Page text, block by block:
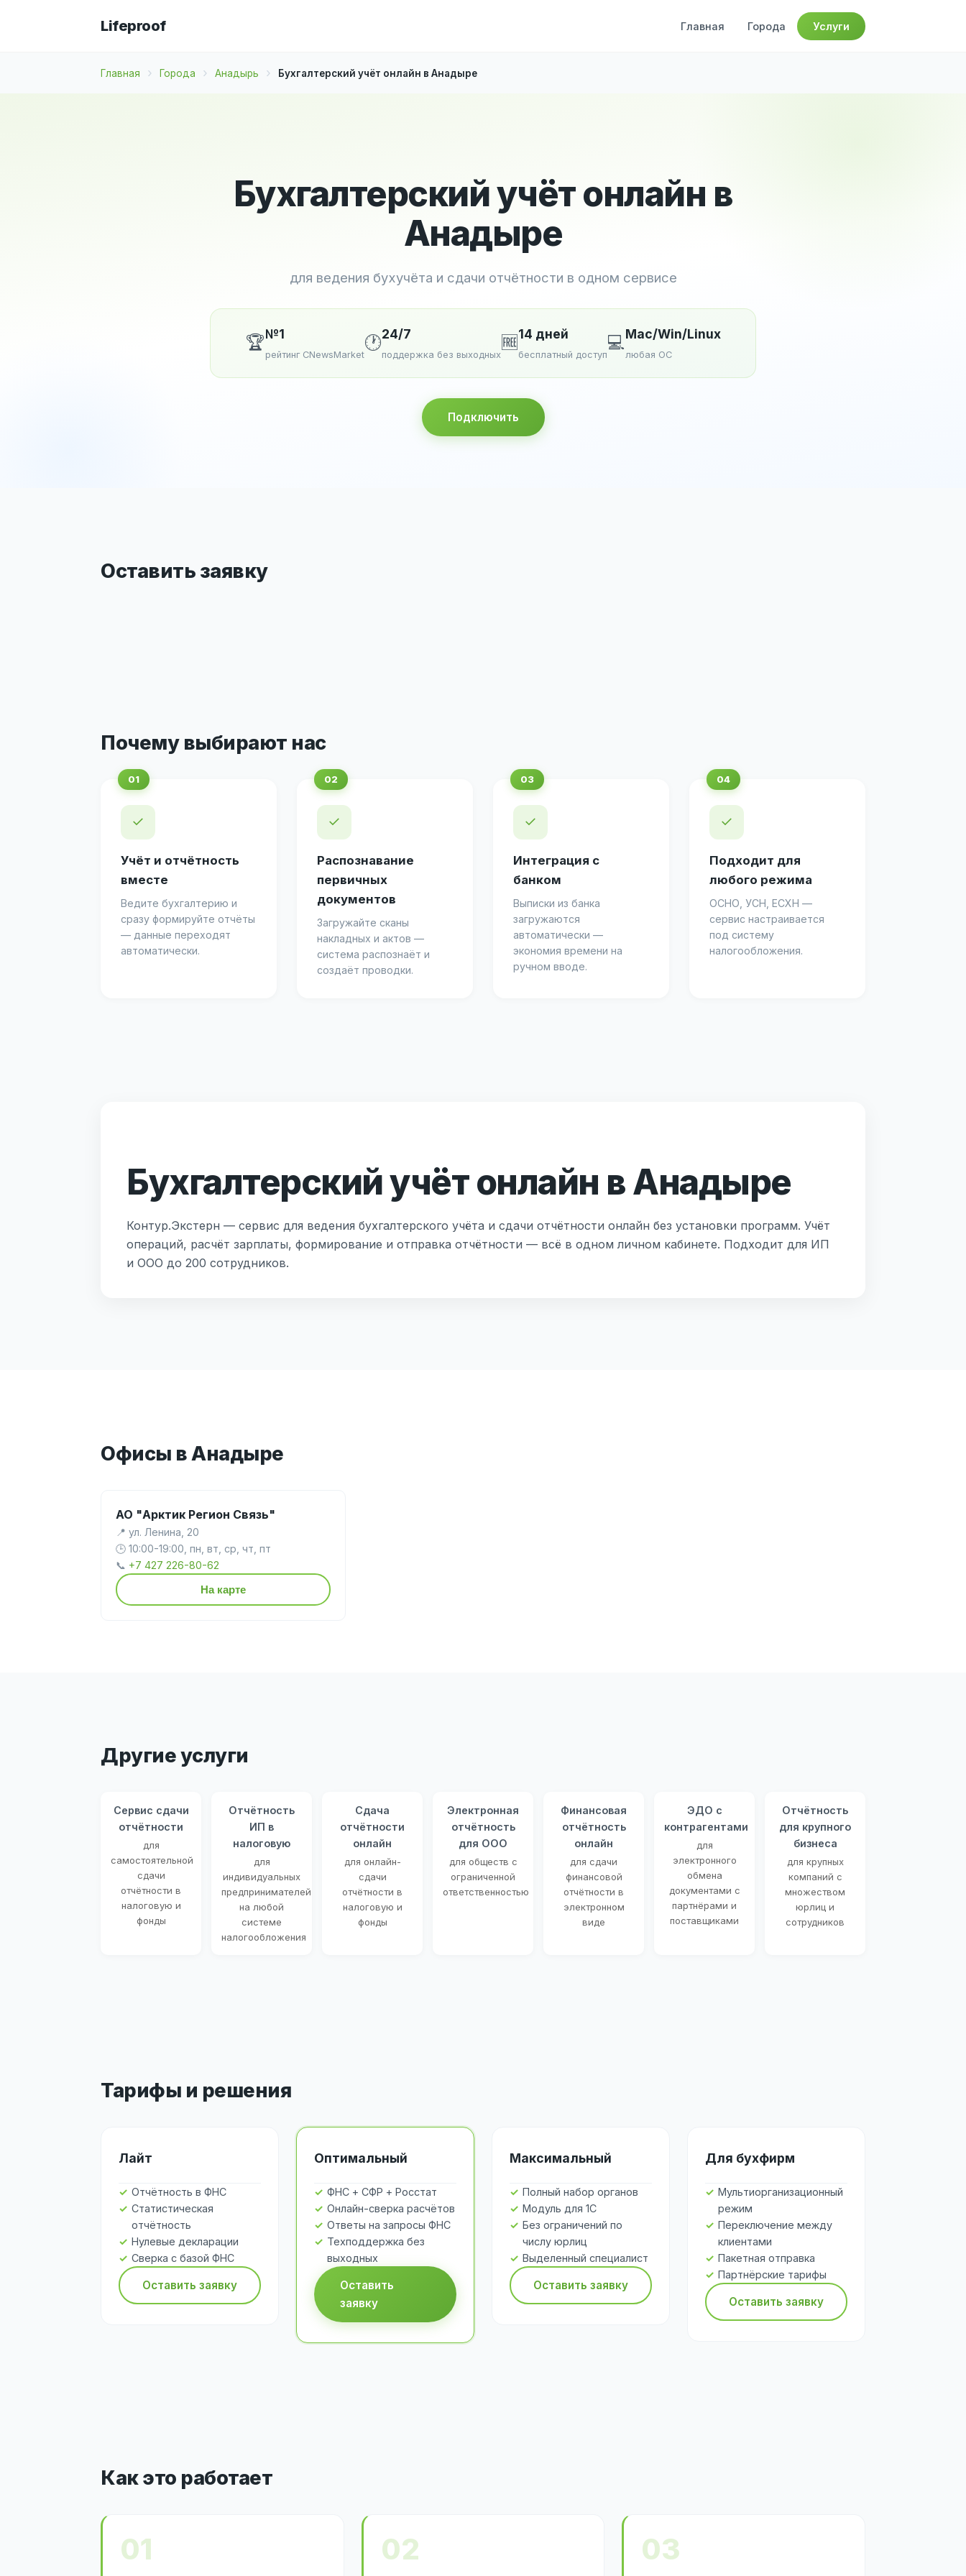
Lifeproof Главная Города Услуги
Главная Города Анадырь Бухгалтерский учёт онлайн в Анадыре
Бухгалтерский учёт онлайн в
Анадыре
для ведения бухучёта и сдачи отчётности в одном сервисе
🏆№1
рейтинг CNewsMarket
🕐24/7
поддержка без выходных
🆓14 дней
бесплатный доступ
💻Mac/Win/Linux
любая ОС
Подключить
Оставить заявку
Почему выбирают нас
✓
Учёт и отчётность
вместе
Ведите бухгалтерию и
сразу формируйте отчёты
— данные переходят
автоматически.
✓
Распознавание
первичных
документов
Загружайте сканы
накладных и актов —
система распознаёт и
создаёт проводки.
✓
Интеграция с
банком
Выписки из банка
загружаются
автоматически —
экономия времени на
ручном вводе.
✓
Подходит для
любого режима
ОСНО, УСН, ЕСХН —
сервис настраивается
под систему
налогообложения.
Бухгалтерский учёт онлайн в Анадыре
Контур.Экстерн — сервис для ведения бухгалтерского учёта и сдачи отчётности онлайн без установки программ. Учёт
операций, расчёт зарплаты, формирование и отправка отчётности — всё в одном личном кабинете. Подходит для ИП
и ООО до 200 сотрудников.
Офисы в Анадыре
АО "Арктик Регион Связь"
📍 ул. Ленина, 20
🕒 10:00-19:00, пн, вт, ср, чт, пт
📞 +7 427 226-80-62
На карте
Другие услуги
Сервис сдачи
отчётности
для
самостоятельной
сдачи
отчётности в
налоговую и
фонды
Отчётность
ИП в
налоговую
для
индивидуальных
предпринимателей
на любой
системе
налогообложения
Сдача
отчётности
онлайн
для онлайн-
сдачи
отчётности в
налоговую и
фонды
Электронная
отчётность
для ООО
для обществ с
ограниченной
ответственностью
Финансовая
отчётность
онлайн
для сдачи
финансовой
отчётности в
электронном
виде
ЭДО с
контрагентами
для
электронного
обмена
документами с
партнёрами и
поставщиками
Отчётность
для крупного
бизнеса
для крупных
компаний с
множеством
юрлиц и
сотрудников
Тарифы и решения
Лайт
Отчётность в ФНС
Статистическая
отчётность
Нулевые декларации
Сверка с базой ФНС
Оставить заявку
Оптимальный
ФНС + СФР + Росстат
Онлайн-сверка расчётов
Ответы на запросы ФНС
Техподдержка без
выходных
Оставить
заявку
Максимальный
Полный набор органов
Модуль для 1С
Без ограничений по
числу юрлиц
Выделенный специалист
Оставить заявку
Для бухфирм
Мультиорганизационный
режим
Переключение между
клиентами
Пакетная отправка
Партнёрские тарифы
Оставить заявку
Как это работает
01 02 03